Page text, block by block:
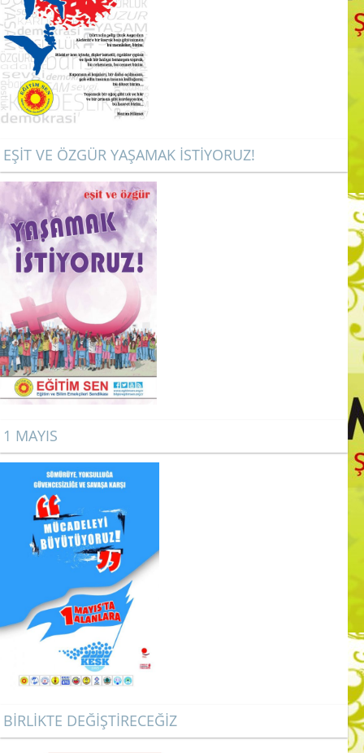
EŞİT VE ÖZGÜR YAŞAMAK İSTİYORUZ!
1 MAYIS
BİRLİKTE DEĞİŞTİRECEĞİZ